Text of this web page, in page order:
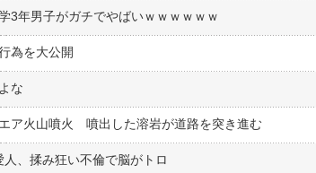
3年男子がガチでやばいｗｗｗｗｗｗ
為を大公開
な
ア火山噴火 噴出した溶岩が道路を突き進む
、揉み狂い不倫で脳がトロ